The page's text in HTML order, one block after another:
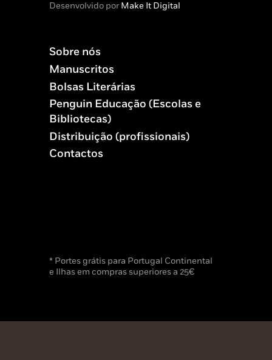
Desenvolvido porMake It Digital
Sobre nós
Manuscritos
Bolsas Literárias
Penguin Educação (Escolas e
Bibliotecas)
Distribuição (profissionais)
Contactos
* Portes grátis para Portugal Continental
e Ilhas em compras superiores a 25€